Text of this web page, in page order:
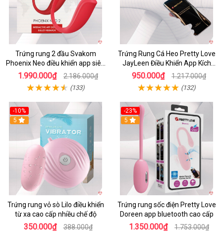
Trứng rung 2 đầu Svakom
Phoenix Neo điều khiển app siêu
phê
1.990.000₫ 2.186.000₫
(133)
Trứng Rung Cá Heo Pretty Love
JayLeen Điều Khiển App Kích
Thích
950.000₫ 1.217.000₫
(132)
-10%
5
Trứng rung vỏ sò Lilo điều khiển
từ xa cao cấp nhiều chế độ
350.000₫ 388.000₫
-23%
5
Trứng rung sốc điện Pretty Love
Doreen app bluetooth cao cấp
1.350.000₫ 1.753.000₫